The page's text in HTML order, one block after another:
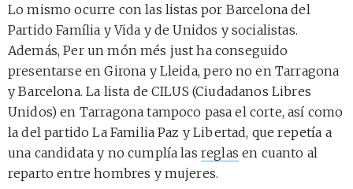
Lo mismo ocurre con las listas por Barcelona del
Partido Família y Vida y de Unidos y socialistas.
Además, Per un món més just ha conseguido
presentarse en Girona y Lleida, pero no en Tarragona
y Barcelona. La lista de CILUS (Ciudadanos Libres
Unidos) en Tarragona tampoco pasa el corte, así como
la del partido La Familia Paz y Libertad, que repetía a
una candidata y no cumplía las reglas en cuanto al
reparto entre hombres y mujeres.